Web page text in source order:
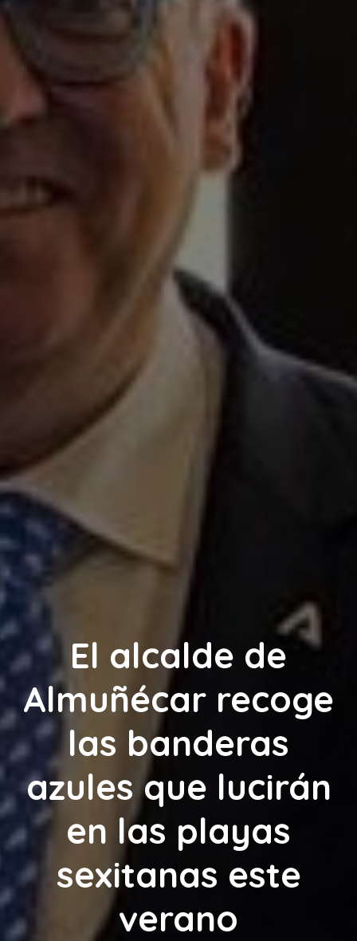
El alcalde de
Almuñécar recoge
las banderas
azules que lucirán
en las playas
sexitanas este
verano